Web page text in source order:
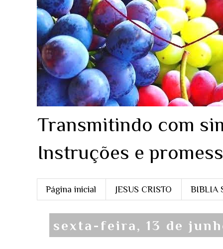
Transmitindo com
Instruções e
Página inicial JESUS CRISTO BIBLIA
sexta-feira, 13 de